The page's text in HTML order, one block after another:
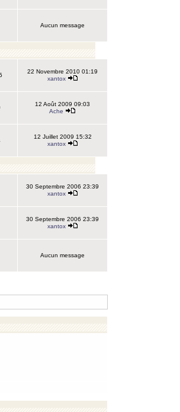
Aucun message
22 Novembre 2010 01:19
xantox
12 Août 2009 09:03
Ache
12 Juillet 2009 15:32
xantox
30 Septembre 2006 23:39
xantox
30 Septembre 2006 23:39
xantox
Aucun message